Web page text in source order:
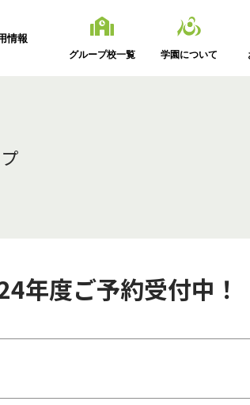
情報
グループ校一覧 学園について
年度ご予約受付中！